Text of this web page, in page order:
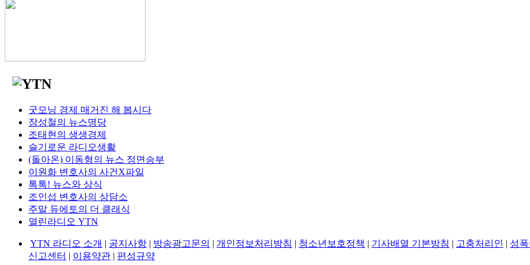
굿모닝 경제 매거진 해 봅시다
장성철의 뉴스명당
조태현의 생생경제
슬기로운 라디오생활
(돌아온) 이동형의 뉴스 정면승부
이원화 변호사의 사건X파일
톡톡! 뉴스와 상식
조인섭 변호사의 상담소
주말 듀에토의 더 클래식
열린라디오 YTN
YTN 라디오 소개 | 공지사항 | 방송광고문의 | 개인정보처리방침 | 청소년보호정책 | 기사배열 기본방침 | 고충처리인 | 성
신고센터 | 이용약관 | 편성규약